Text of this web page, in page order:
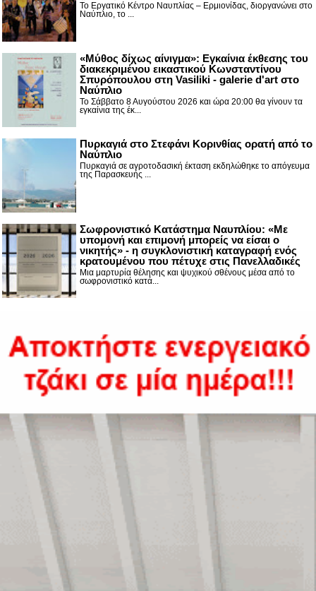
Το Εργατικό Κέντρο Ναυπλίας – Ερμιονίδας, διοργανώνει στο
Ναύπλιο, το ...
«Μύθος δίχως αίνιγμα»: Εγκαίνια έκθεσης του
διακεκριμένου εικαστικού Κωνσταντίνου
Σπυρόπουλου στη Vasiliki - galerie d'art στο
Ναύπλιο
Το Σάββατο 8 Αυγούστου 2026 και ώρα 20:00 θα γίνουν τα
εγκαίνια της έκ...
Πυρκαγιά στο Στεφάνι Κορινθίας ορατή από το
Ναύπλιο
Πυρκαγιά σε αγροτοδασική έκταση εκδηλώθηκε το απόγευμα
της Παρασκευής ...
Σωφρονιστικό Κατάστημα Ναυπλίου: «Με
υπομονή και επιμονή μπορείς να είσαι ο
νικητής» - η συγκλονιστική καταγραφή ενός
κρατουμένου που πέτυχε στις Πανελλαδικές
Μια μαρτυρία θέλησης και ψυχικού σθένους μέσα από το
σωφρονιστικό κατά...